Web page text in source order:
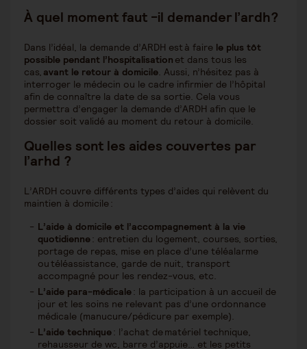
À quel moment faut -il demander l’ardh?
Dans l’idéal, la demande d’ARDH est à faire le plus tôt
possible pendant l’hospitalisation et dans tous les
cas, avant le retour à domicile. Aussi, n’hésitez pas à
interroger le médecin ou le cadre infirmier de l’hôpital
afin de connaître la date de sa sortie. Cela vous
permettra d’engager la demande d’ARDH afin que le
dossier soit validé au moment du retour à domicile.
Quelles sont les aides couvertes par
l’arhd ?
L’ARDH couvre différents types d’aides qui relèvent du
maintien à domicile :
L’aide à domicile et l’accompagnement à la vie
quotidienne: entretien du logement, courses, sorties,
portage de repas, mise en place d’une téléalarme
ou téléassistance, garde de nuit, transport
accompagné pour les rendez-vous, etc.
L’aide para-médicale: la participation à un accueil de
jour et les soins ne relevant pas d’une ordonnance
médicale (manucure/pédicure par exemple).
L’aide technique: l’achat de matériel technique,
rehausseur de wc, barre d’appuie… et les petits